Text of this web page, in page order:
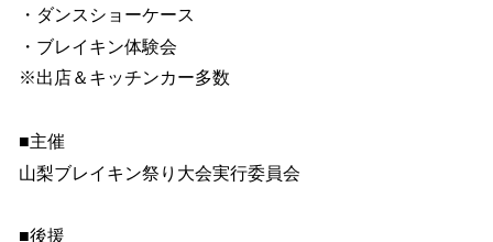
・ダンスショーケース
・ブレイキン体験会
※出店＆キッチンカー多数
■主催
山梨ブレイキン祭り大会実行委員会
■後援